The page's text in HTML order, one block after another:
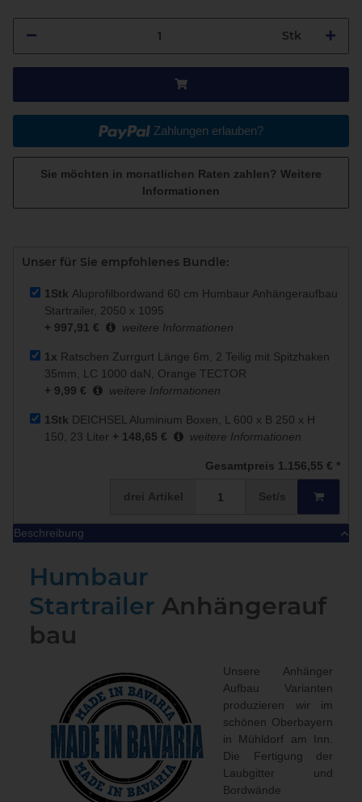
Stk
Zahlungen erlauben?
Sie möchten in monatlichen Raten zahlen? Weitere
Informationen
Unser für Sie empfohlenes Bundle:
1Stk Aluprofilbordwand 60 cm Humbaur Anhängeraufbau
Startrailer, 2050 x 1095
+ 997,91 €
weitere Informationen
1x Ratschen Zurrgurt Länge 6m, 2 Teilig mit Spitzhaken
35mm, LC 1000 daN, Orange TECTOR
+ 9,99 €
weitere Informationen
1Stk DEICHSEL Aluminium Boxen, L 600 x B 250 x H
150, 23 Liter + 148,65 € weitere Informationen
Gesamtpreis 1.156,55 € *
drei Artikel Set/s
Beschreibung
Humbaur
Startrailer Anhängerauf
bau
Unsere Anhänger
Aufbau Varianten
produzieren wir im
schönen Oberbayern
in Mühldorf am Inn.
Die Fertigung der
Laubgitter und
Bordwände